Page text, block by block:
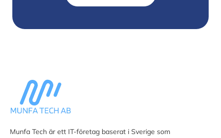
Munfa Tech är ett IT-företag baserat i Sverige som